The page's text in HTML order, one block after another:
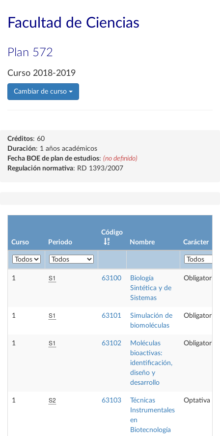
Facultad de Ciencias
Plan 572
Curso 2018-2019
Cambiar de curso
Créditos: 60
Duración: 1 años académicos
Fecha BOE de plan de estudios: (no definido)
Regulación normativa: RD 1393/2007
Curso Periodo
Código
Nombre
Carácter
1 S1 63100
Biología
Sintética y de
Sistemas
Obligatoria
1 S1 63101
Simulación de
biomoléculas
Obligatoria
1 S1 63102
Moléculas
bioactivas:
identificación,
diseño y
desarrollo
Obligatoria
1 S2 63103
Técnicas
Instrumentales
en
Biotecnología
Optativa